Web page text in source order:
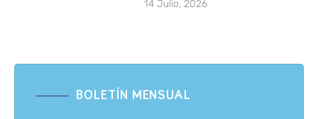
14 Julio, 2026
BOLETÍN MENSUAL